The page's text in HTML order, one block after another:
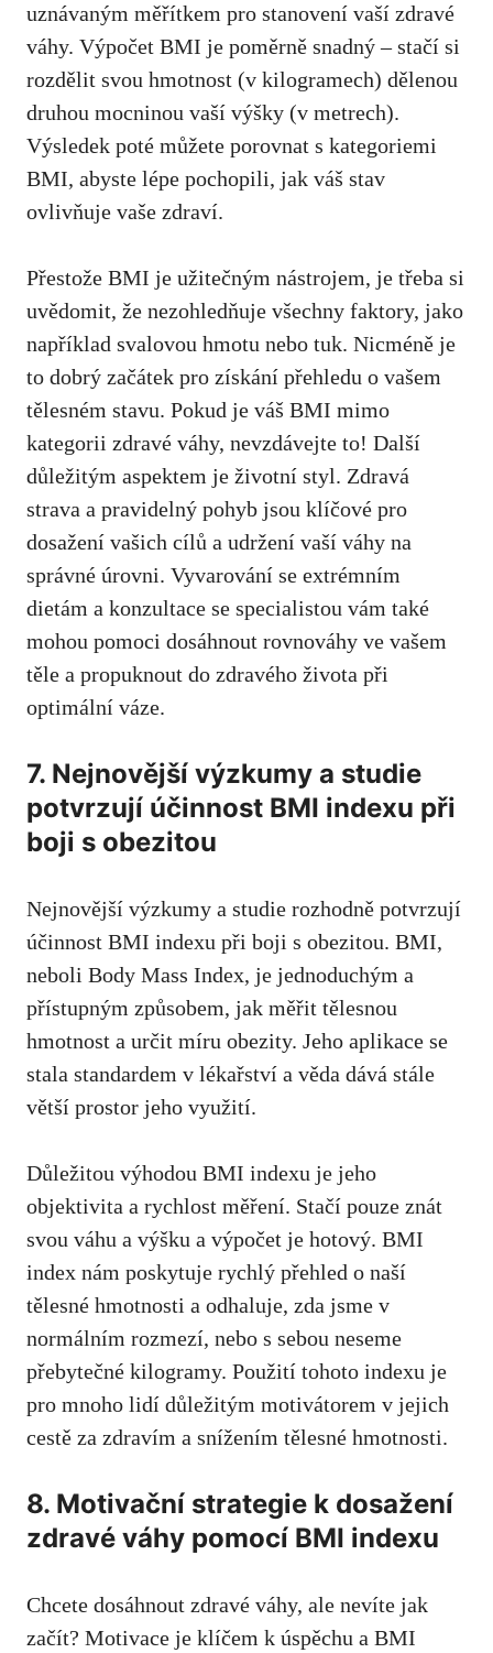
uznávaným měřítkem pro stanovení vaší zdravé
váhy. Výpočet BMI je poměrně snadný – ⁤stačí ⁤si
rozdělit​ svou hmotnost (v kilogramech) dělenou
druhou ‍mocninou vaší výšky (v metrech).
Výsledek ‍poté můžete porovnat s kategoriemi
BMI, abyste lépe pochopili, jak váš stav
ovlivňuje vaše zdraví.
Přestože BMI je užitečným nástrojem, je třeba ‍si
uvědomit, že nezohledňuje všechny faktory, jako
například svalovou hmotu nebo tuk. Nicméně je
to dobrý začátek pro získání⁣ přehledu o vašem
tělesném stavu. Pokud je váš BMI mimo
kategorii zdravé váhy, nevzdávejte to! Další
důležitým aspektem je ⁣životní styl. Zdravá
strava a ​pravidelný pohyb jsou klíčové pro
dosažení vašich cílů a udržení‍ vaší váhy‌ na ​
správné úrovni. Vyvarování se extrémním⁢
dietám a⁤ konzultace se specialistou vám také
mohou pomoci dosáhnout rovnováhy ve vašem
těle a propuknout do zdravého života při
optimální váze.
7. Nejnovější výzkumy a studie
potvrzují účinnost BMI indexu při
boji s obezitou
Nejnovější výzkumy a studie rozhodně potvrzují
účinnost BMI indexu při boji s obezitou. BMI,
neboli Body Mass Index, je jednoduchým a
⁤přístupným způsobem, jak měřit tělesnou
hmotnost a určit míru obezity. Jeho aplikace se
stala standardem v lékařství a ​věda dává stále
větší prostor jeho využití.
Důležitou výhodou BMI indexu je jeho​
objektivita a rychlost‌ měření. Stačí pouze znát
svou váhu a výšku a výpočet je hotový. BMI
⁢index nám poskytuje rychlý přehled⁤ o naší
tělesné hmotnosti a odhaluje, zda jsme v
normálním rozmezí, nebo s sebou​ neseme
přebytečné kilogramy.⁢ Použití tohoto indexu je
pro mnoho lidí důležitým motivátorem ⁢v jejich
cestě za​ zdravím a snížením tělesné hmotnosti.
8. Motivační strategie k dosažení
zdravé ⁤váhy pomocí BMI indexu
Chcete dosáhnout ‌zdravé váhy, ale nevíte jak
začít? Motivace je klíčem k úspěchu a BMI